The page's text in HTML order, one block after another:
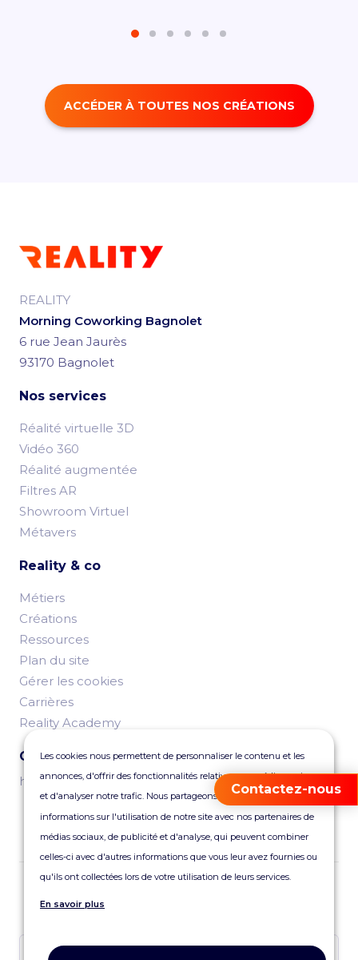
ACCÉDER À TOUTES NOS CRÉATIONS
REALITY
Morning Coworking Bagnolet
6 rue Jean Jaurès
93170 Bagnolet
Nos services
Réalité virtuelle 3D
Vidéo 360
Réalité augmentée
Filtres AR
Showroom Virtuel
Métavers
Reality & co
Métiers
Créations
Ressources
Plan du site
Gérer les cookies
Carrières
Reality Academy
Contactez-nous
hello@reality.fr
Abonnez-vous à notre newsletter
Contactez-nous
Les cookies nous permettent de personnaliser le contenu et les
annonces, d'offrir des fonctionnalités relatives aux médias sociaux
et d'analyser notre trafic. Nous partageons également des
informations sur l'utilisation de notre site avec nos partenaires de
médias sociaux, de publicité et d'analyse, qui peuvent combiner
celles-ci avec d'autres informations que vous leur avez fournies ou
qu'ils ont collectées lors de votre utilisation de leurs services.
En savoir plus